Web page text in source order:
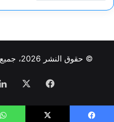
© حقوق النشر 2026، جميع الحقوق محفوظة |
فيسبوك